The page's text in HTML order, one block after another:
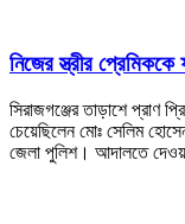
নিজের স্ত্রীর
সিরাজগঞ্জের তাড়াশে প্রাণ
চেয়েছিলেন মোঃ সেলিম
জেলা পুলিশ। আদালতে